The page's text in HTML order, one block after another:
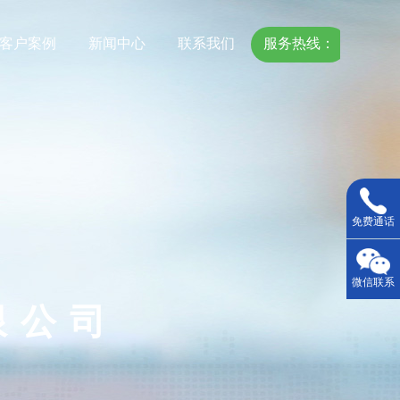
户案例 新闻中心 联系我们 服务热线：
司
免费通话
微信联系